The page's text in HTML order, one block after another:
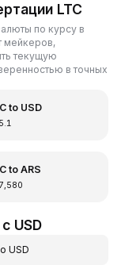
LTC
по курсу в
мейкеров,
текущую
в точных
to USD
to ARS
USD
USD